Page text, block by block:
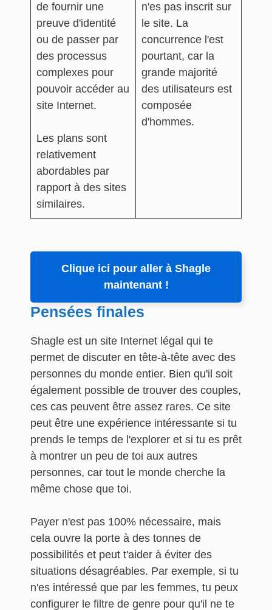
de fournir une
preuve d'identité
ou de passer par
des processus
complexes pour
pouvoir accéder au
site Internet.
Les plans sont
relativement
abordables par
rapport à des sites
similaires.
n'es pas inscrit sur
le site. La
concurrence l'est
pourtant, car la
grande majorité
des utilisateurs est
composée
d'hommes.
Clique ici pour aller à Shagle
maintenant !
Pensées finales
Shagle est un site Internet légal qui te
permet de discuter en tête-à-tête avec des
personnes du monde entier. Bien qu'il soit
également possible de trouver des couples,
ces cas peuvent être assez rares. Ce site
peut être une expérience intéressante si tu
prends le temps de l'explorer et si tu es prêt
à montrer un peu de toi aux autres
personnes, car tout le monde cherche la
même chose que toi.
Payer n'est pas 100% nécessaire, mais
cela ouvre la porte à des tonnes de
possibilités et peut t'aider à éviter des
situations désagréables. Par exemple, si tu
n'es intéressé que par les femmes, tu peux
configurer le filtre de genre pour qu'il ne te